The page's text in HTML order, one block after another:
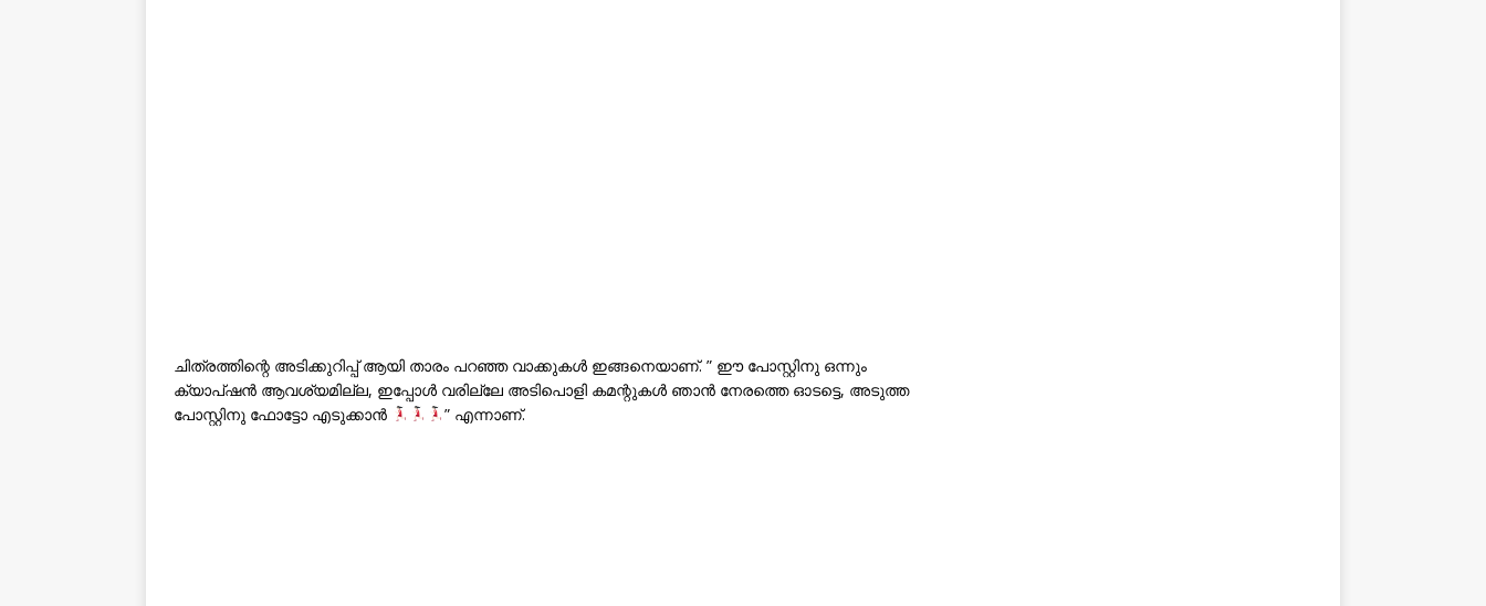
ചിത്രത്തിന്റെ അടിക്കുറിപ്പ് ആയി താരം പറഞ്ഞ വാക്കുകള്‍ ഇങ്ങനെയാണ്. ” ഈ പോസ്റ്റിനു ഒന്നും
ക്യാപ്ഷൻ ആവശ്യമില്ല, ഇപ്പോൾ വരില്ലേ അടിപൊളി കമന്റുകൾ ഞാൻ നേരത്തെ ഓടട്ടെ, അടുത്ത
പോസ്റ്റിനു ഫോട്ടോ എടുക്കാൻ
” എന്നാണ്.